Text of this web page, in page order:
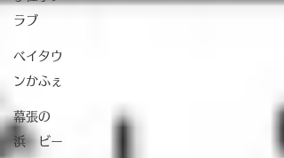
ラブ
ベイタウ
ンかふぇ
幕張の
浜 ビー